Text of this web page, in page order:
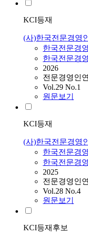
KCI등재
(사)한국전문경영
한국전문경
한국전문경
2026
전문경영인
Vol.29 No.1
원문보기
KCI등재
(사)한국전문경영
한국전문경
한국전문경
2025
전문경영인
Vol.28 No.4
원문보기
KCI등재후보